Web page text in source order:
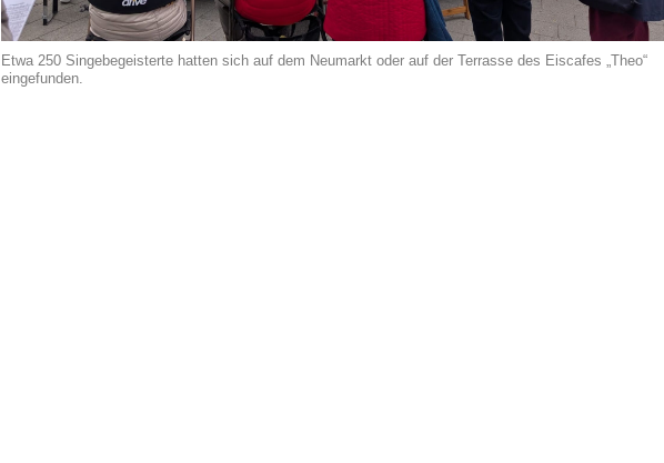
Etwa 250 Singebegeisterte hatten sich auf dem Neumarkt oder auf der Terrasse des Eiscafes „Theo“
eingefunden.